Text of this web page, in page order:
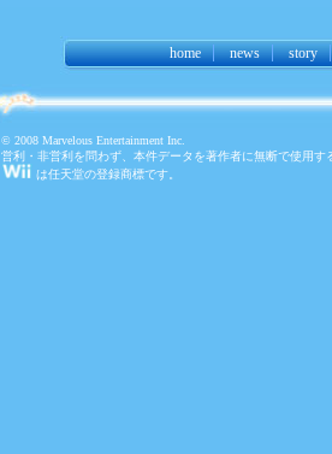
home news story
© 2008 Marvelous Entertainment Inc.
営利・非営利を問わず、本件データを著作者に無断で使用す
は任天堂の登録商標です。